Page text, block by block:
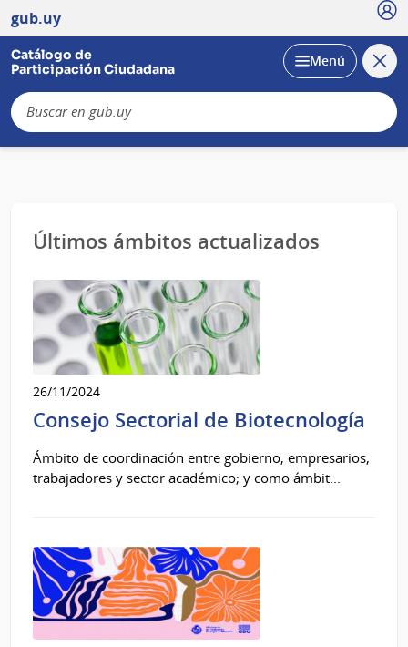
gub.uy
Catálogo de
Participación Ciudadana
Desplegar
Menú
principal
Últimos ámbitos actualizados
26/11/2024
Consejo Sectorial de Biotecnología
Ámbito de coordinación entre gobierno, empresarios,
trabajadores y sector académico; y como ámbit...